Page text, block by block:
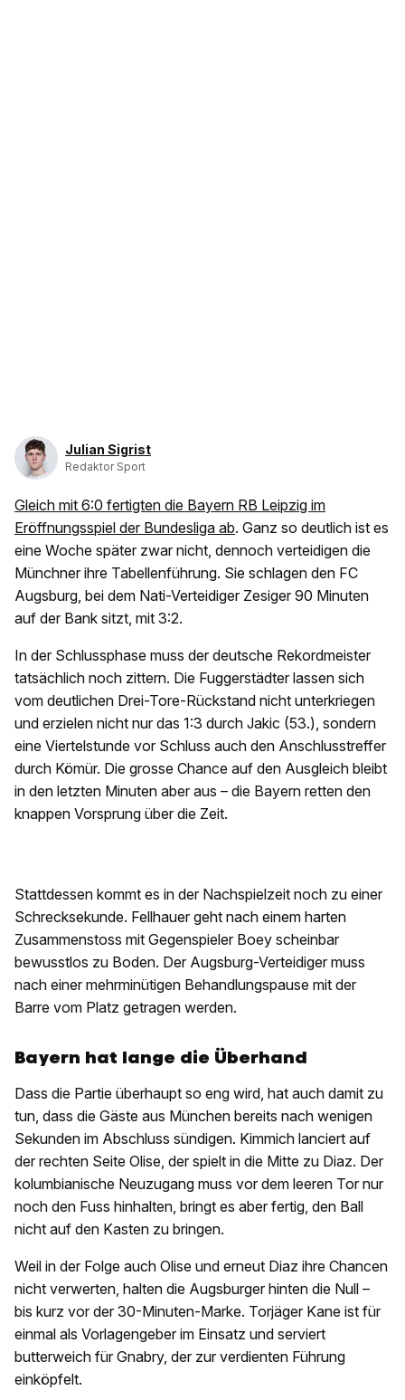
Julian Sigrist
Redaktor Sport
Gleich mit 6:0 fertigten die Bayern RB Leipzig im
Eröffnungsspiel der Bundesliga ab. Ganz so deutlich ist es
eine Woche später zwar nicht, dennoch verteidigen die
Münchner ihre Tabellenführung. Sie schlagen den FC
Augsburg, bei dem Nati-Verteidiger Zesiger 90 Minuten
auf der Bank sitzt, mit 3:2.
In der Schlussphase muss der deutsche Rekordmeister
tatsächlich noch zittern. Die Fuggerstädter lassen sich
vom deutlichen Drei-Tore-Rückstand nicht unterkriegen
und erzielen nicht nur das 1:3 durch Jakic (53.), sondern
eine Viertelstunde vor Schluss auch den Anschlusstreffer
durch Kömür. Die grosse Chance auf den Ausgleich bleibt
in den letzten Minuten aber aus – die Bayern retten den
knappen Vorsprung über die Zeit.
Stattdessen kommt es in der Nachspielzeit noch zu einer
Schrecksekunde. Fellhauer geht nach einem harten
Zusammenstoss mit Gegenspieler Boey scheinbar
bewusstlos zu Boden. Der Augsburg-Verteidiger muss
nach einer mehrminütigen Behandlungspause mit der
Barre vom Platz getragen werden.
Bayern hat lange die Überhand
Dass die Partie überhaupt so eng wird, hat auch damit zu
tun, dass die Gäste aus München bereits nach wenigen
Sekunden im Abschluss sündigen. Kimmich lanciert auf
der rechten Seite Olise, der spielt in die Mitte zu Diaz. Der
kolumbianische Neuzugang muss vor dem leeren Tor nur
noch den Fuss hinhalten, bringt es aber fertig, den Ball
nicht auf den Kasten zu bringen.
Weil in der Folge auch Olise und erneut Diaz ihre Chancen
nicht verwerten, halten die Augsburger hinten die Null –
bis kurz vor der 30-Minuten-Marke. Torjäger Kane ist für
einmal als Vorlagengeber im Einsatz und serviert
butterweich für Gnabry, der zur verdienten Führung
einköpfelt.